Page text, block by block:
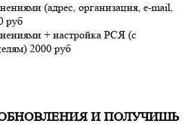
(адрес, организация, e-mail,
руб
+ настройка РСЯ (с
2000 руб
И ПОЛУЧИШЬ